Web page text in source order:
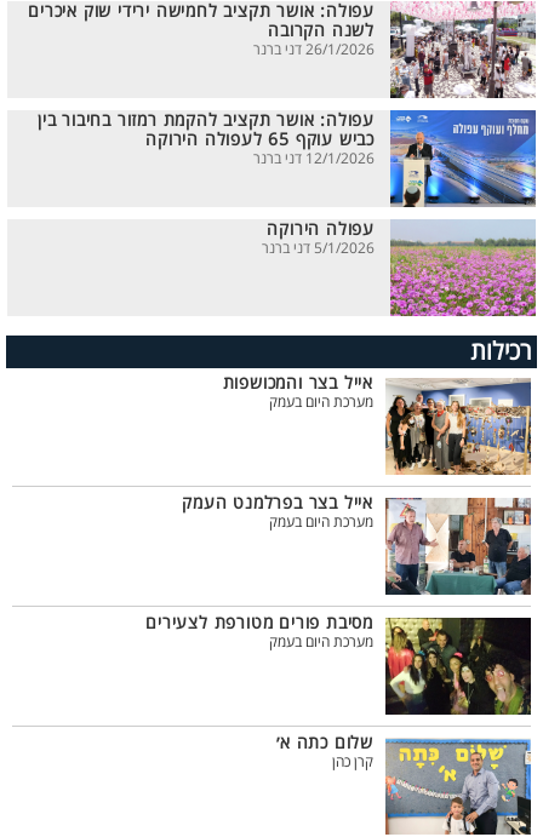
עפולה: אושר תקציב לחמישה ירידי שוק איכרים
לשנה הקרובה
26/1/2026 דני ברנר
עפולה: אושר תקציב להקמת רמזור בחיבור בין
כביש עוקף 65 לעפולה הירוקה
12/1/2026 דני ברנר
עפולה הירוקה
5/1/2026 דני ברנר
רכילות
אייל בצר והמכושפות
מערכת היום בעמק
אייל בצר בפרלמנט העמק
מערכת היום בעמק
מסיבת פורים מטורפת לצעירים
מערכת היום בעמק
שלום כתה א׳
קרן כהן